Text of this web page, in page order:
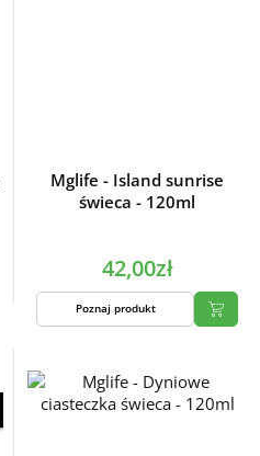
Mglife - Island sunrise
świeca - 120ml
42,00zł
Poznaj produkt